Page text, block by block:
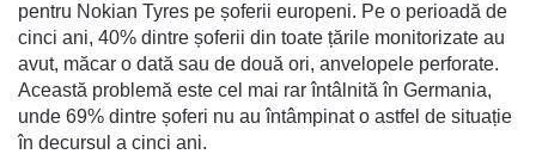
pentru Nokian Tyres pe șoferii europeni. Pe o perioadă de
cinci ani, 40% dintre șoferii din toate țările monitorizate au
avut, măcar o dată sau de două ori, anvelopele perforate.
Această problemă este cel mai rar întâlnită în Germania,
unde 69% dintre șoferi nu au întâmpinat o astfel de situație
în decursul a cinci ani.